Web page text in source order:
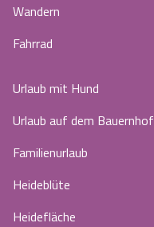
Wandern
Fahrrad
Urlaub mit Hund
Urlaub auf dem Bauernhof
Familienurlaub
Heideblüte
Heidefläche